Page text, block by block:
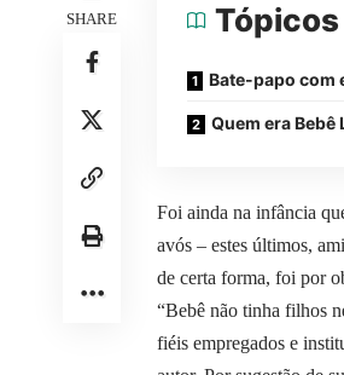
SHARE Tópicos
Bate-papo com
Quem era Bebê
Foi ainda na infância
avós – estes últimos,
de certa forma, foi por
“Bebê não tinha filhos
fiéis empregados e